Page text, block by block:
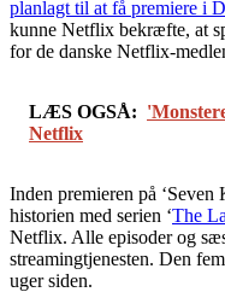
planlagt til at få premiere i
kunne Netflix bekræfte, at
for de danske Netflix-
LÆS OGSÅ:
Netflix
Inden premieren på ‘Seven
historien med serien ‘The
Netflix. Alle episoder og
streamingtjenesten. Den
uger siden.